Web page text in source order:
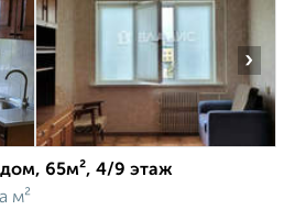
›
65м², 4/9 этаж
м²